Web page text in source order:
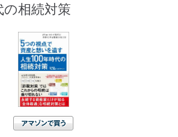
の相続対策